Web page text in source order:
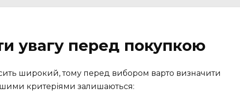
увагу перед покупкою
широкий, тому перед вибором варто визначити
критеріями залишаються: